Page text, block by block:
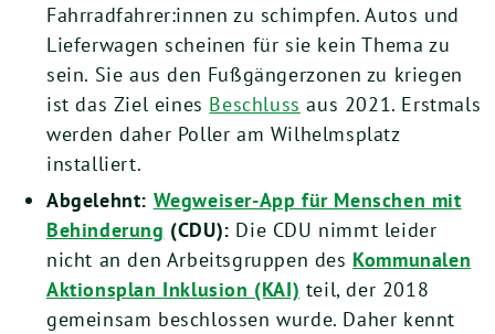
Fahrradfahrer:innen zu schimpfen. Autos und
Lieferwagen scheinen für sie kein Thema zu
sein. Sie aus den Fußgängerzonen zu kriegen
ist das Ziel eines Beschluss aus 2021. Erstmals
werden daher Poller am Wilhelmsplatz
installiert.
Abgelehnt: Wegweiser-App für Menschen mit
Behinderung (CDU): Die CDU nimmt leider
nicht an den Arbeitsgruppen des Kommunalen
Aktionsplan Inklusion (KAI) teil, der 2018
gemeinsam beschlossen wurde. Daher kennt